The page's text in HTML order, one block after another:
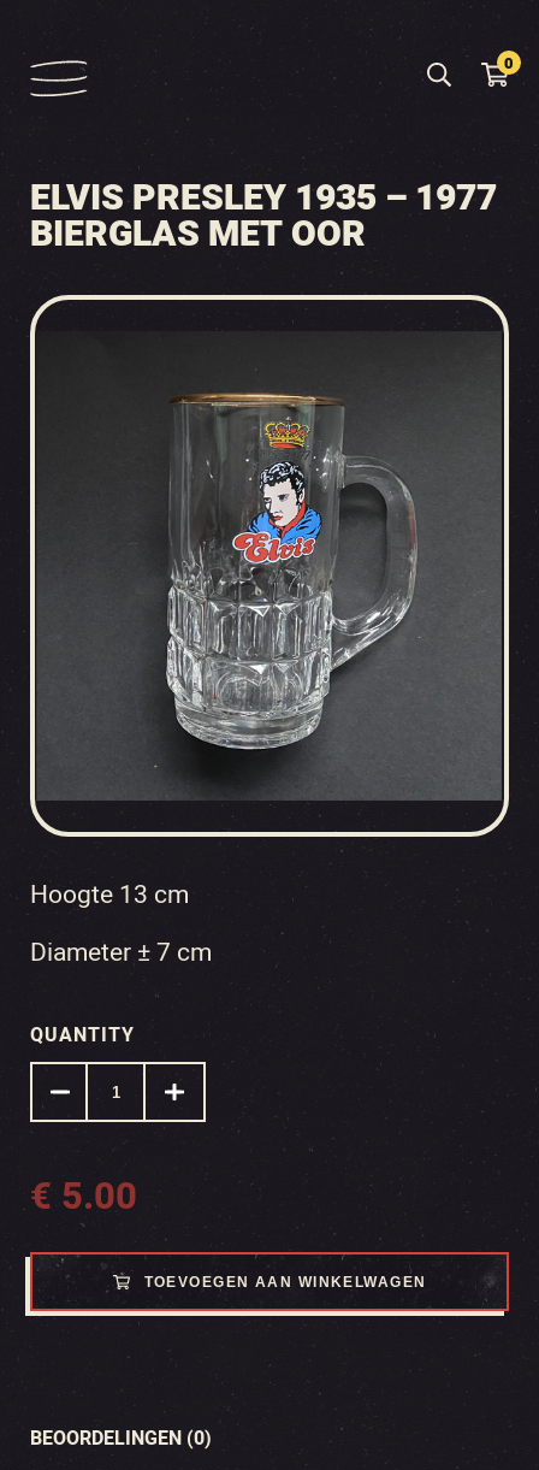
0
ELVIS PRESLEY 1935 – 1977
BIERGLAS MET OOR
Hoogte 13 cm
Diameter ± 7 cm
QUANTITY
€ 5.00
TOEVOEGEN AAN WINKELWAGEN
BEOORDELINGEN (0)